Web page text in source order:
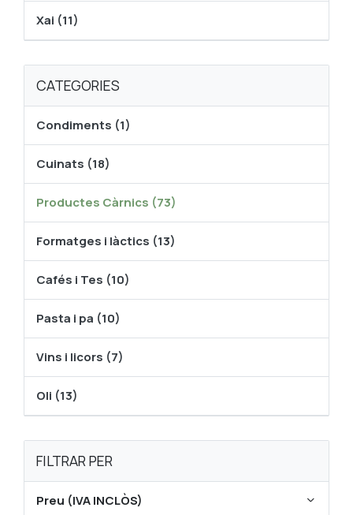
Xai (11)
CATEGORIES
Condiments (1)
Cuinats (18)
Productes Càrnics (73)
Formatges i làctics (13)
Cafés i Tes (10)
Pasta i pa (10)
Vins i licors (7)
Oli (13)
FILTRAR PER
Preu (IVA INCLÒS)